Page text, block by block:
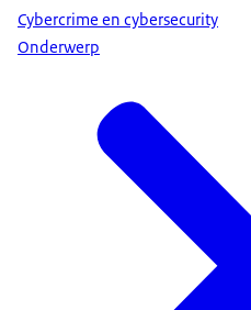
Cybercrime en cybersecurity
Onderwerp